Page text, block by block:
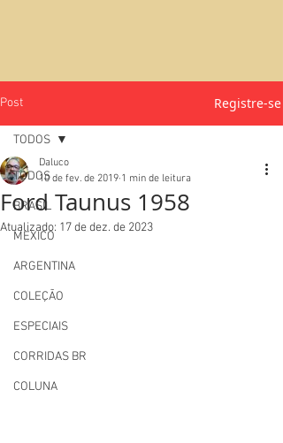
Post Registre-se
TODOS
BRASIL
MEXICO
ARGENTINA
COLEÇÃO
ESPECIAIS
CORRIDAS BR
COLUNA
TODOS
Ford Taunus 1958
Daluco
10 de fev. de 2019 1 min de leitura
Atualizado: 17 de dez. de 2023